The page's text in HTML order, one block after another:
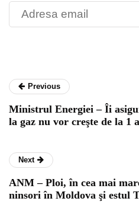
Previous
Ministrul Energiei – Îi
la gaz nu vor creşte de la 1
Next
ANM – Ploi, în cea mai
ninsori în Moldova şi estul